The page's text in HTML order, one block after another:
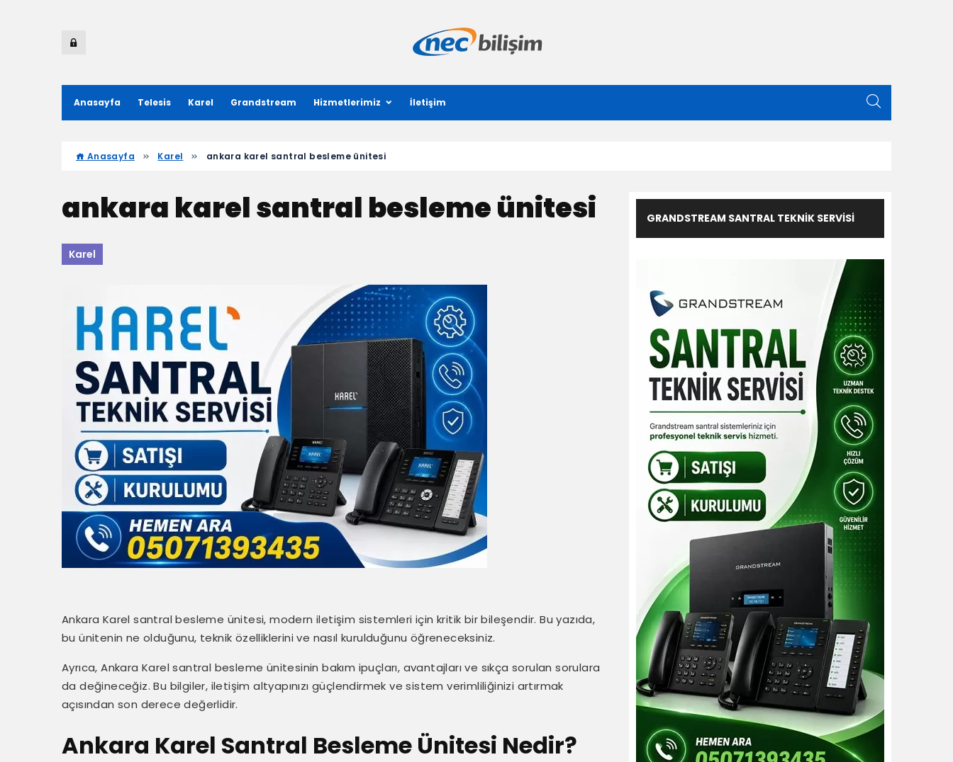
Anasayfa Telesis Karel Grandstream Hizmetlerimiz İletişim
Anasayfa Karel ankara karel santral besleme ünitesi
ankara karel santral besleme ünitesi
Karel
Ankara Karel santral besleme ünitesi, modern iletişim sistemleri için kritik bir bileşendir. Bu yazıda,
bu ünitenin ne olduğunu, teknik özelliklerini ve nasıl kurulduğunu öğreneceksiniz.
Ayrıca, Ankara Karel santral besleme ünitesinin bakım ipuçları, avantajları ve sıkça sorulan sorulara
da değineceğiz. Bu bilgiler, iletişim altyapınızı güçlendirmek ve sistem verimliliğinizi artırmak
açısından son derece değerlidir.
Ankara Karel Santral Besleme Ünitesi Nedir?
GRANDSTREAM SANTRAL TEKNIK SERVISI